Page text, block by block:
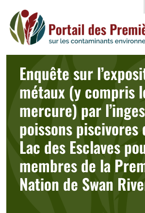
content
Enquête sur
métaux (y compris
mercure) par
poissons
Lac des Esclaves
membres de la
Nation de Swan